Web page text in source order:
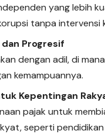
yang lebih
tanpa intervensi
dan Progresif
dengan adil, di
kemampuannya.
Kepentingan
pajak untuk
seperti